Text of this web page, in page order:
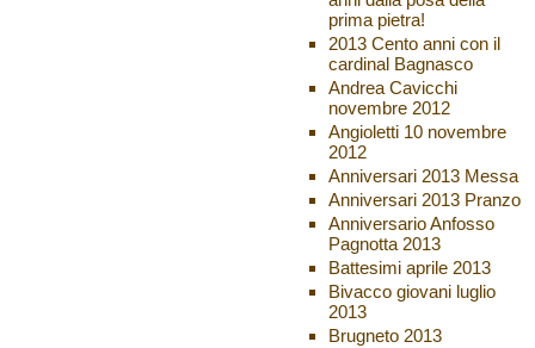
prima pietra!
2013 Cento anni con il
cardinal Bagnasco
Andrea Cavicchi
novembre 2012
Angioletti 10 novembre
2012
Anniversari 2013 Messa
Anniversari 2013 Pranzo
Anniversario Anfosso
Pagnotta 2013
Battesimi aprile 2013
Bivacco giovani luglio
2013
Brugneto 2013